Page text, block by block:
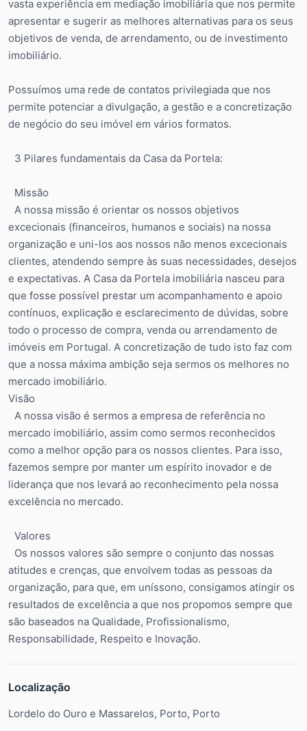
vasta experiência em mediação imobiliária que nos permite
apresentar e sugerir as melhores alternativas para os seus
objetivos de venda, de arrendamento, ou de investimento
imobiliário.
Possuímos uma rede de contatos privilegiada que nos
permite potenciar a divulgação, a gestão e a concretização
de negócio do seu imóvel em vários formatos.
3 Pilares fundamentais da Casa da Portela:
Missão
A nossa missão é orientar os nossos objetivos
excecionais (financeiros, humanos e sociais) na nossa
organização e uni-los aos nossos não menos excecionais
clientes, atendendo sempre às suas necessidades, desejos
e expectativas. A Casa da Portela imobiliária nasceu para
que fosse possível prestar um acompanhamento e apoio
contínuos, explicação e esclarecimento de dúvidas, sobre
todo o processo de compra, venda ou arrendamento de
imóveis em Portugal. A concretização de tudo isto faz com
que a nossa máxima ambição seja sermos os melhores no
mercado imobiliário.
Visão
A nossa visão é sermos a empresa de referência no
mercado imobiliário, assim como sermos reconhecidos
como a melhor opção para os nossos clientes. Para isso,
fazemos sempre por manter um espírito inovador e de
liderança que nos levará ao reconhecimento pela nossa
excelência no mercado.
Valores
Os nossos valores são sempre o conjunto das nossas
atitudes e crenças, que envolvem todas as pessoas da
organização, para que, em uníssono, consigamos atingir os
resultados de excelência a que nos propomos sempre que
são baseados na Qualidade, Profissionalismo,
Responsabilidade, Respeito e Inovação.
Localização
Lordelo do Ouro e Massarelos, Porto, Porto